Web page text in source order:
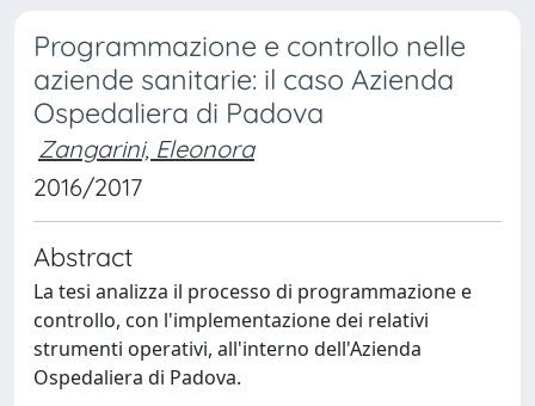
Programmazione e controllo nelle
aziende sanitarie: il caso Azienda
Ospedaliera di Padova
Zangarini, Eleonora
2016/2017
Abstract
La tesi analizza il processo di programmazione e
controllo, con l'implementazione dei relativi
strumenti operativi, all'interno dell'Azienda
Ospedaliera di Padova.